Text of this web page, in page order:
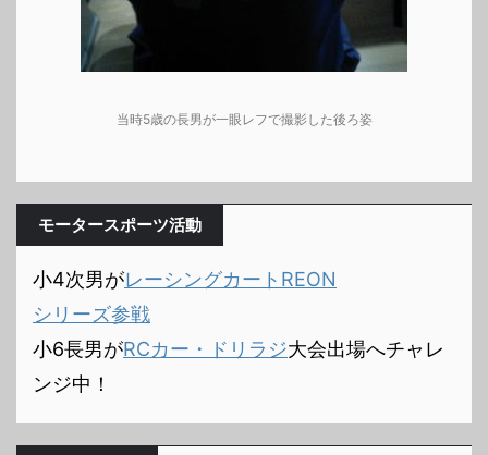
当時5歳の長男が一眼レフで撮影した後ろ姿
モータースポーツ活動
小4次男がレーシングカートREON
シリーズ参戦
小6長男がRCカー・ドリラジ大会出場へチャレ
ンジ中！